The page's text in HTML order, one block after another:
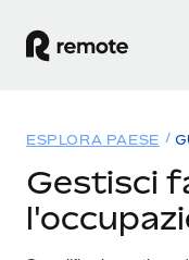
ASSUMI NEL
Soluzioni
ESPLORA PAESE
Gestisci